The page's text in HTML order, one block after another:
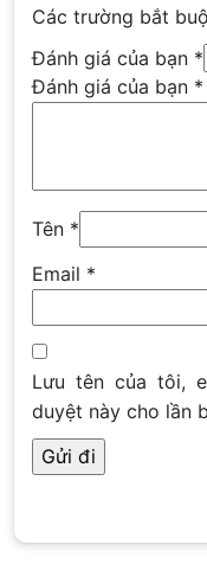
Các trường bắt
Đánh giá của bạn *
Đánh giá của bạn *
Tên *
Email *
Lưu tên của tôi,
duyệt này cho lần